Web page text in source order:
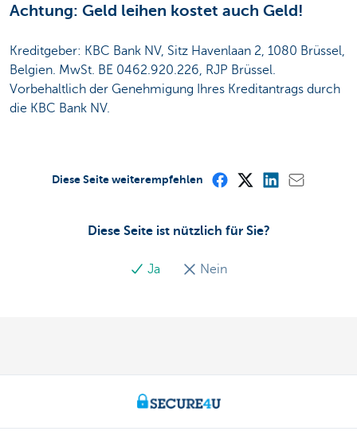
Achtung: Geld leihen kostet auch Geld!
Kreditgeber: KBC Bank NV, Sitz Havenlaan 2, 1080 Brüssel,
Belgien. MwSt. BE 0462.920.226, RJP Brüssel.
Vorbehaltlich der Genehmigung Ihres Kreditantrags durch
die KBC Bank NV.
Diese Seite ist nützlich für Sie?
Ja Nein
Diese Seite weiterempfehlen